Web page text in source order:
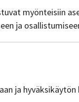
myönteisiin
ja
ja